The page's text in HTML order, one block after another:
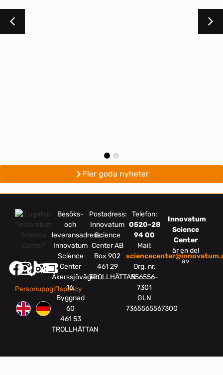
Fler goda nyheter
Personuppgiftspolicy
Besöks-
och
leveransadress:
Innovatum
Science
Center
Åkerssjövägen
16,
Byggnad
60
461 53
TROLLHÄTTAN
Postadress:
Innovatum
Science
Center AB
Box 902
461 29
TROLLHÄTTAN
Telefon:
0520-28
94 00
Mail:
Org. nr.
556556-
7301
GLN
7365565567300
Innovatum
Science
Center
är en del
av